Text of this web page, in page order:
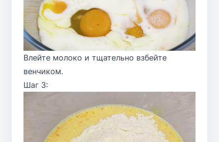
Влейте молоко и тщательно взбейте
венчиком.
Шаг 3: